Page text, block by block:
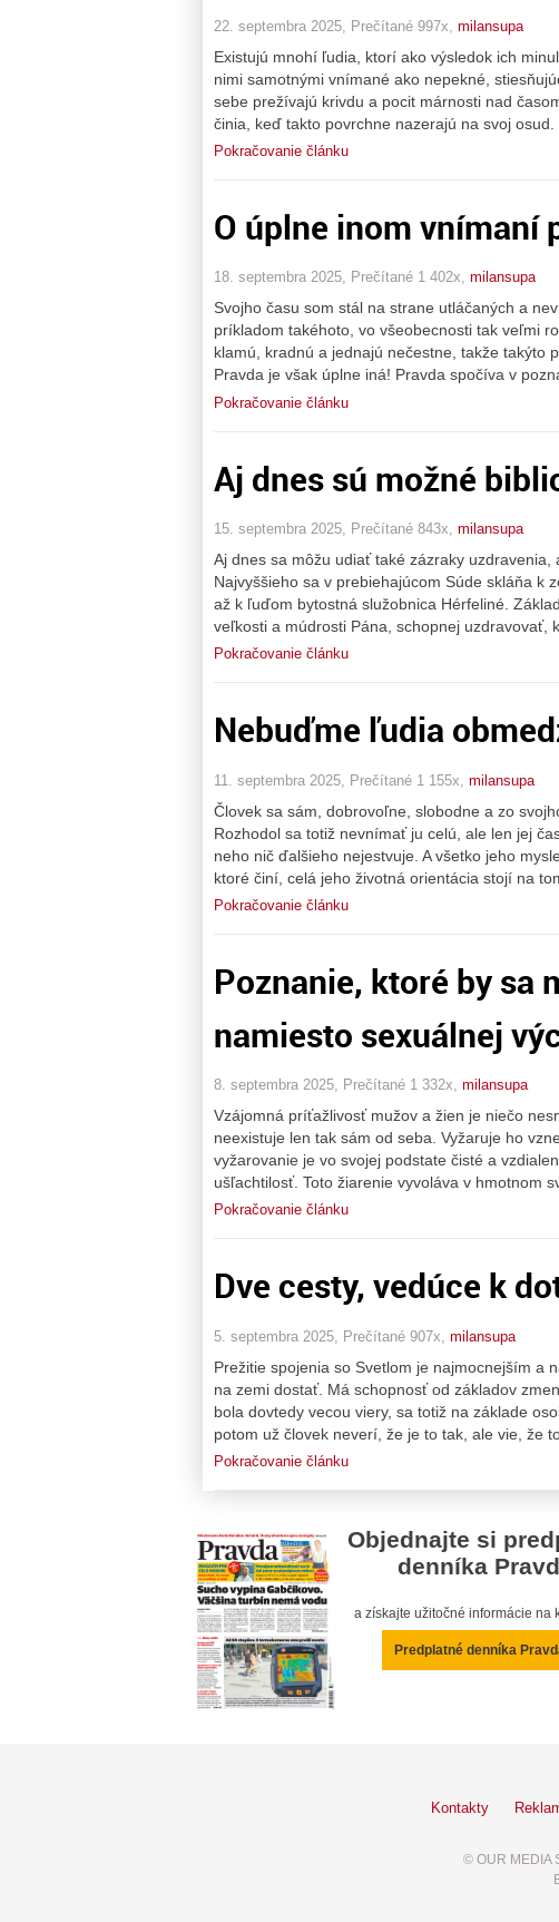
22. septembra 2025, Prečítané 997x, milansupa
Existujú mnohí ľudia, ktorí ako výsledok ich
nimi samotnými vnímané ako nepekné,
sebe prežívajú krivdu a pocit márnosti nad
činia, keď takto povrchne nazerajú na svoj
Pokračovanie článku
O úplne inom
18. septembra 2025, Prečítané 1 402x, milansupa
Svojho času som stál na strane utláčaných a
príkladom takéhoto, vo všeobecnosti tak veľmi
klamú, kradnú a jednajú nečestne, takže takýto
Pravda je však úplne iná! Pravda spočíva v
Pokračovanie článku
Aj dnes sú možné
15. septembra 2025, Prečítané 843x, milansupa
Aj dnes sa môžu udiať také zázraky
Najvyššieho sa v prebiehajúcom Súde skláňa k
až k ľuďom bytostná služobnica Hérfeliné.
veľkosti a múdrosti Pána, schopnej uzdravovať,
Pokračovanie článku
Nebuďme ľudia
11. septembra 2025, Prečítané 1 155x, milansupa
Človek sa sám, dobrovoľne, slobodne a zo
Rozhodol sa totiž nevnímať ju celú, ale len jej
neho nič ďalšieho nejestvuje. A všetko jeho
ktoré činí, celá jeho životná orientácia stojí na
Pokračovanie článku
Poznanie, ktoré by sa
namiesto sexuálnej
8. septembra 2025, Prečítané 1 332x, milansupa
Vzájomná príťažlivosť mužov a žien je niečo
neexistuje len tak sám od seba. Vyžaruje ho
vyžarovanie je vo svojej podstate čisté a
ušľachtilosť. Toto žiarenie vyvoláva v hmotnom
Pokračovanie článku
Dve cesty, vedúce k
5. septembra 2025, Prečítané 907x, milansupa
Prežitie spojenia so Svetlom je najmocnejším a
na zemi dostať. Má schopnosť od základov
bola dovtedy vecou viery, sa totiž na základe
potom už človek neverí, že je to tak, ale vie, že
Pokračovanie článku
Objednajte si
denníka
a získajte užitočné informácie na
Predplatné denníka
Kontakty
© OUR MEDIA